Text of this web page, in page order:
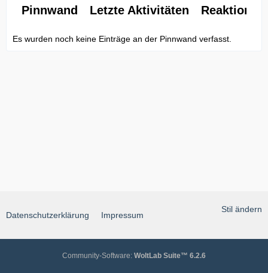
Pinnwand Letzte Aktivitäten Reaktionen
Es wurden noch keine Einträge an der Pinnwand verfasst.
Stil ändern
Datenschutzerklärung Impressum
Community-Software: WoltLab Suite™ 6.2.6